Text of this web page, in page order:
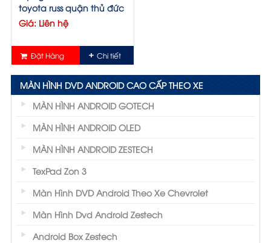
toyota russ quận thủ đức
Giá: Liên hệ
Đặt Hàng Chi tiết
MÀN HÌNH DVD ANDROID CAO CẤP THEO XE
MÀN HÌNH ANDROID GOTECH
MÀN HÌNH ANDROID OLED
MÀN HÌNH ANDROID ZESTECH
TexPad Zon 3
Màn Hình DVD Android Theo Xe Chevrolet
Màn Hình Dvd Android Zestech
Android Box Zestech